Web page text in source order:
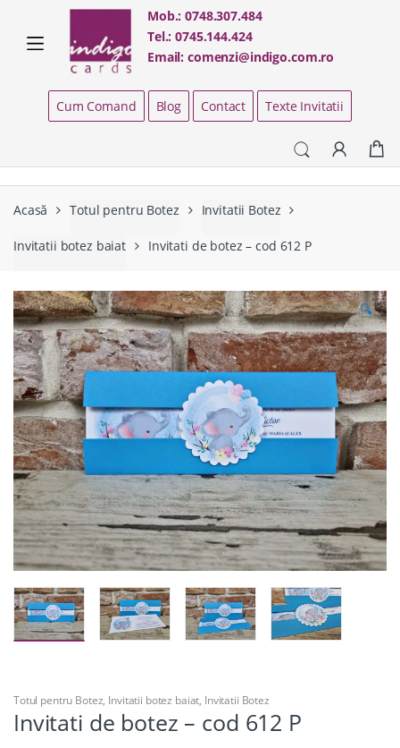
navigation
content
Mob.:0748.307.484
Tel.:0745.144.424
Email:comenzi@indigo.com.ro
Cum Comand Blog Contact Texte Invitatii
Acasă Totul pentru Botez Invitatii Botez
Invitatii botez baiat Invitati de botez – cod 612 P
🔍
Totul pentru Botez, Invitatii botez baiat, Invitatii Botez
Invitati de botez – cod 612 P